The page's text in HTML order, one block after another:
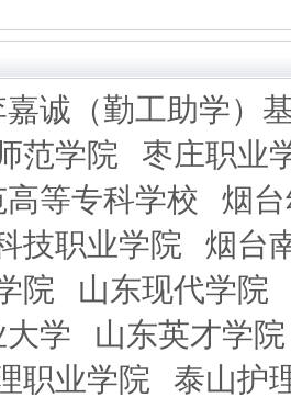
诚（勤工助学）
范学院
枣庄职业
等专科学校
烟
技职业学院
烟台
院
山东现代学院
学
山东英才学院
职业学院
泰山护